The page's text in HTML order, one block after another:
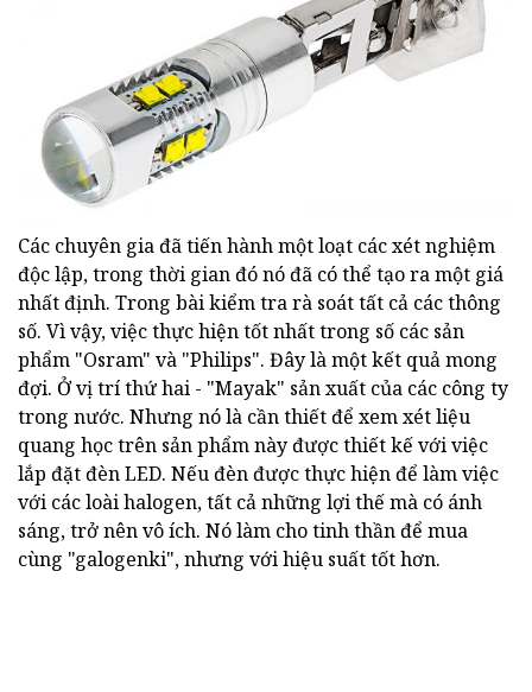
Các chuyên gia đã tiến hành một loạt các xét nghiệm
độc lập, trong thời gian đó nó đã có thể tạo ra một giá
nhất định. Trong bài kiểm tra rà soát tất cả các thông
số. Vì vậy, việc thực hiện tốt nhất trong số các sản
phẩm "Osram" và "Philips". Đây là một kết quả mong
đợi. Ở vị trí thứ hai - "Mayak" sản xuất của các công ty
trong nước. Nhưng nó là cần thiết để xem xét liệu
quang học trên sản phẩm này được thiết kế với việc
lắp đặt đèn LED. Nếu đèn được thực hiện để làm việc
với các loài halogen, tất cả những lợi thế mà có ánh
sáng, trở nên vô ích. Nó làm cho tinh thần để mua
cùng "galogenki", nhưng với hiệu suất tốt hơn.